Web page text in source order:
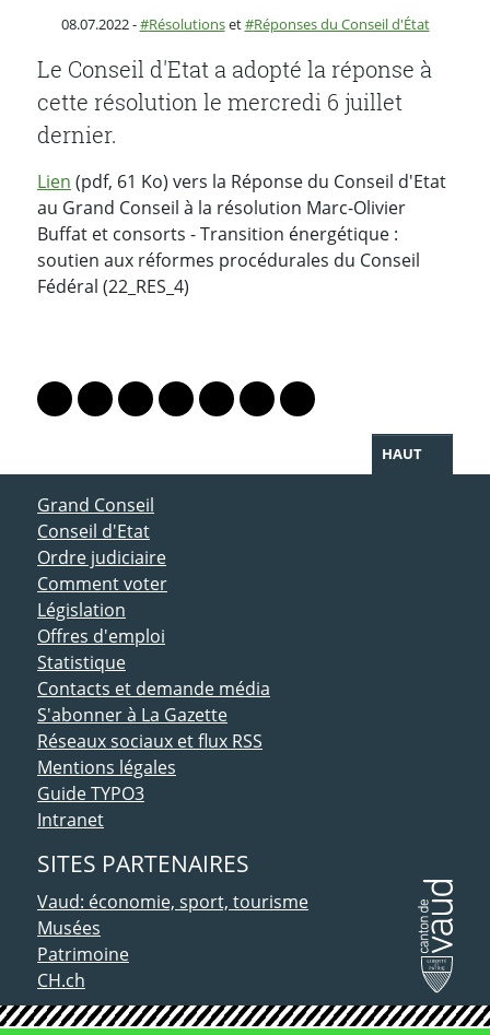
Publié le
08.07.2022-Catégorie :
Résolutionset Réponses du Conseil d'État
Le Conseil d'Etat a adopté la réponse à
cette résolution le mercredi 6 juillet
dernier.
Lien (pdf, 61 Ko) vers la Réponse du Conseil d'Etat
au Grand Conseil à la résolution Marc-Olivier
Buffat et consorts - Transition énergétique :
soutien aux réformes procédurales du Conseil
Fédéral (22_RES_4)
Lien vers le profil Mastodon
Lien vers le profil Bluesky
Lien vers le profil Instagram
Lien vers le profil Linkedin
Lien vers le profil Facebook
Lien vers le profil Twitter
Partager par WhatsApp
HAUT
ACCÈS DIRECT
Grand Conseil
Conseil d'Etat
Ordre judiciaire
Comment voter
Législation
Offres d'emploi
Statistique
Contacts et demande média
S'abonner à La Gazette
Réseaux sociaux et flux RSS
Mentions légales
Guide TYPO3
Intranet
SITES PARTENAIRES
Vaud: économie, sport, tourisme
Musées
Patrimoine
CH.ch